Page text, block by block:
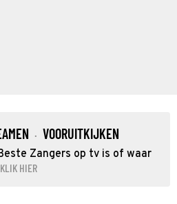
· VOORUITKIJKEN
Zangers op tv is of waar
KLIK HIER